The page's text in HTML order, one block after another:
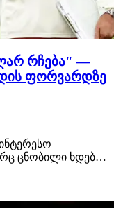
რჩება" —
ფორვარდზე
ცნობილი ხდება,
ბრაზილიელ